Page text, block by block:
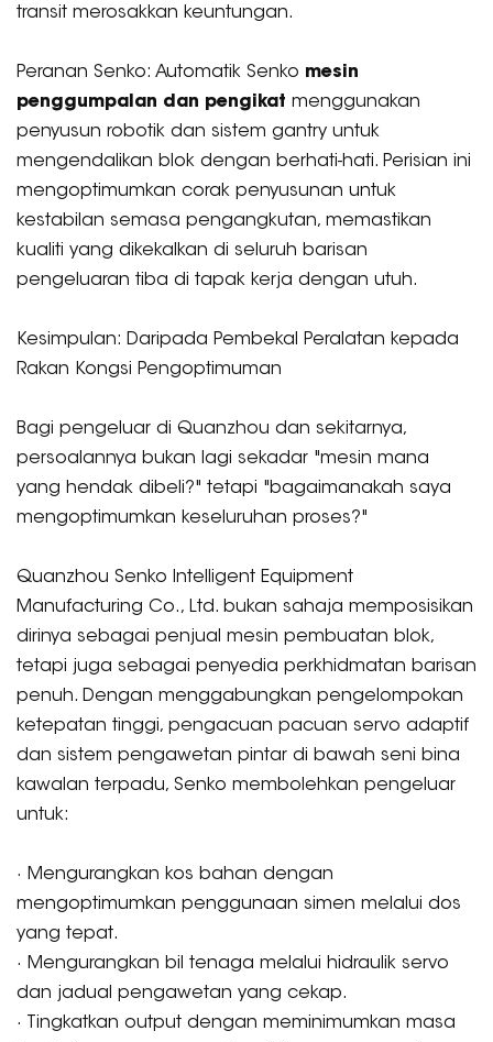
transit merosakkan keuntungan.
Peranan Senko: Automatik Senko mesin
penggumpalan dan pengikat menggunakan
penyusun robotik dan sistem gantry untuk
mengendalikan blok dengan berhati-hati. Perisian ini
mengoptimumkan corak penyusunan untuk
kestabilan semasa pengangkutan, memastikan
kualiti yang dikekalkan di seluruh barisan
pengeluaran tiba di tapak kerja dengan utuh.
Kesimpulan: Daripada Pembekal Peralatan kepada
Rakan Kongsi Pengoptimuman
Bagi pengeluar di Quanzhou dan sekitarnya,
persoalannya bukan lagi sekadar "mesin mana
yang hendak dibeli?" tetapi "bagaimanakah saya
mengoptimumkan keseluruhan proses?"
Quanzhou Senko Intelligent Equipment
Manufacturing Co., Ltd. bukan sahaja memposisikan
dirinya sebagai penjual mesin pembuatan blok,
tetapi juga sebagai penyedia perkhidmatan barisan
penuh. Dengan menggabungkan pengelompokan
ketepatan tinggi, pengacuan pacuan servo adaptif
dan sistem pengawetan pintar di bawah seni bina
kawalan terpadu, Senko membolehkan pengeluar
untuk:
· Mengurangkan kos bahan dengan
mengoptimumkan penggunaan simen melalui dos
yang tepat.
· Mengurangkan bil tenaga melalui hidraulik servo
dan jadual pengawetan yang cekap.
· Tingkatkan output dengan meminimumkan masa